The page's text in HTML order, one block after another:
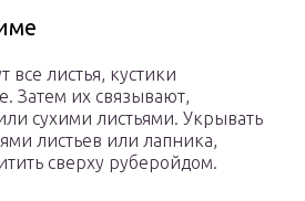
все листья, кустики
Затем их связывают,
сухими листьями. Укрывать
листьев или лапника,
сверху руберойдом.